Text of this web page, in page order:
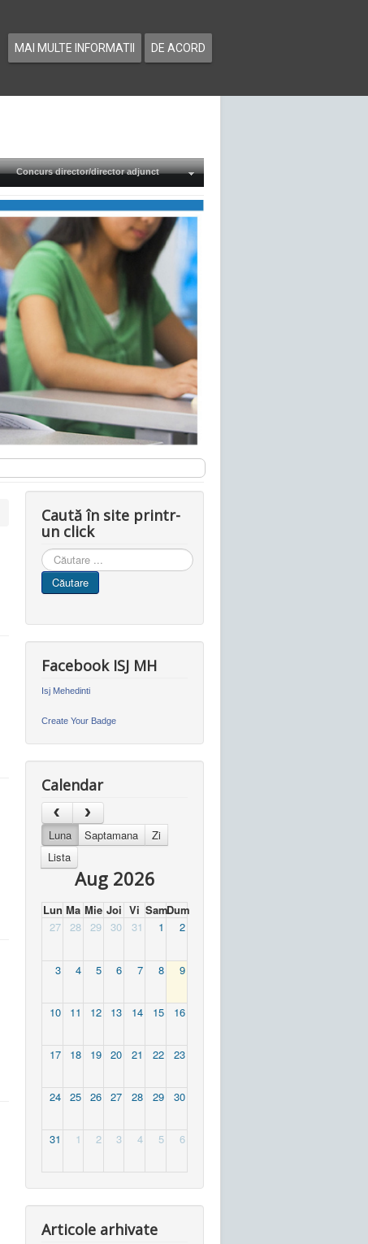
MAI MULTE INFORMATII DE ACORD
Concurs director/director adjunct
Caută în site printr-
un click
Cauta
in
site
Căutare
Facebook ISJ MH
Isj Mehedinti
Create Your Badge
Calendar
Luna Saptamana
Zi
Lista
Aug 2026
Lun Ma Mie Joi Vi SamDum
27
28 29 30 31 1 2
3 4 5 6 7 8 9
10 11 12 13 14 15 16
17 18 19 20 21 22 23
24 25 26 27 28 29 30
31 1 2 3 4 5 6
Articole arhivate